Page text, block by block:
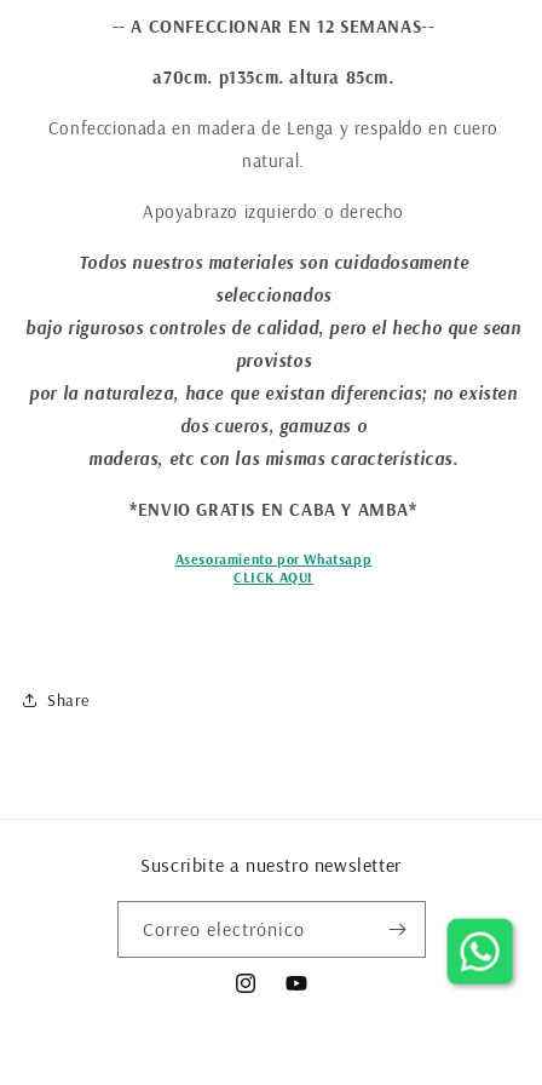
-- A CONFECCIONAR EN 12 SEMANAS--
a70cm. p135cm. altura 85cm.
Confeccionada en madera de Lenga y respaldo en cuero
natural.
Apoyabrazo izquierdo o derecho
Todos nuestros materiales son cuidadosamente
seleccionados
bajo rigurosos controles de calidad, pero el hecho que sean
provistos
por la naturaleza, hace que existan diferencias; no existen
dos cueros, gamuzas o
maderas, etc con las mismas características.
*ENVIO GRATIS EN CABA Y AMBA*
Asesoramiento por Whatsapp
CLICK AQUI
Share
Suscribite a nuestro newsletter
Correo electrónico
InstagramYouTube